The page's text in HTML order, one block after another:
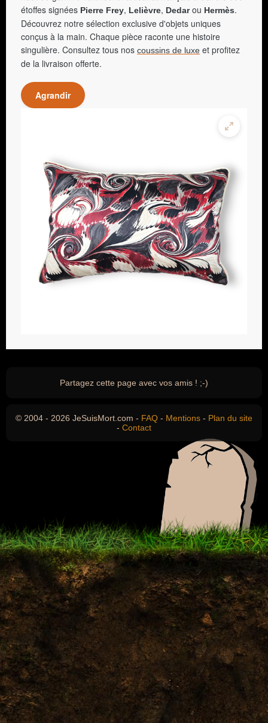
étoffes signées Pierre Frey, Lelièvre, Dedarou Hermès.
Découvrez notre sélection exclusive d'objets uniques
conçus à la main. Chaque pièce raconte une histoire
singulière. Consultez tous nos coussins de luxe et profitez
de la livraison offerte.
Agrandir
Partagez cette page avec vos amis ! ;-)
© 2004 - 2026 JeSuisMort.com - FAQ - Mentions - Plan du site
- Contact